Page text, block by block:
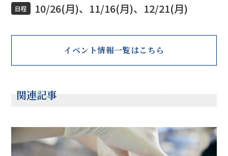
日程 10/26(月)、11/16(月)、12/21(月)
イベント情報一覧はこちら
関連記事